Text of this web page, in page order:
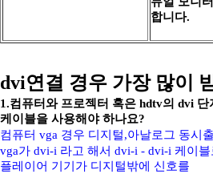
합니다.
dvi연결 경우 가장 많이
1.컴퓨터와 프로젝터 혹은 hdtv의 dvi 단
케이블을 사용해야 하나요?
컴퓨터 vga 경우 디지털,아날로그 동시
vga가 dvi-i 라고 해서 dvi-i - dvi-i 케이
플레이어 기기가 디지털밖에 신호를